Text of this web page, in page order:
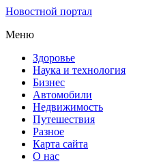
Новостной портал
Меню
Здоровье
Наука и технология
Бизнес
Автомобили
Недвижимость
Путешествия
Разное
Карта сайта
О нас